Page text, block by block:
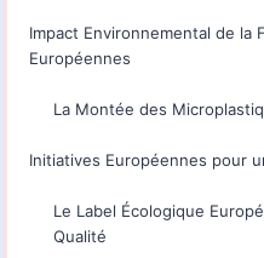
Impact Environnemental de la
Européennes
La Montée des
Initiatives Européennes pour
Le Label Écologique
Qualité